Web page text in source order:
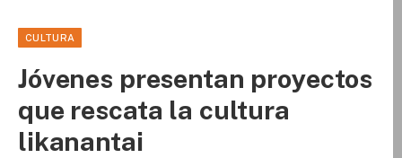
CULTURA
Jóvenes presentan proyectos
que rescata la cultura
likanantai